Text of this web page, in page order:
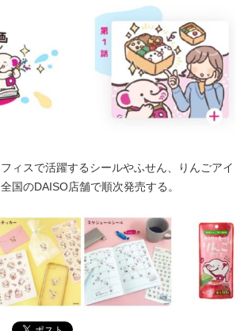
ィスで活躍するシールやふせん、りんごアイ
国のDAISO店舗で順次発売する。